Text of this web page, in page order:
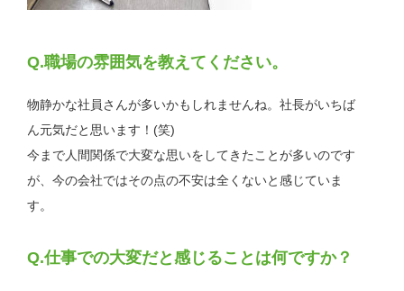
職場の雰囲気を教えてください。
物静かな社員さんが多いかもしれませんね。社長がいちば
ん元気だと思います！(笑)
今まで人間関係で大変な思いをしてきたことが多いのです
が、今の会社ではその点の不安は全くないと感じていま
す。
仕事での大変だと感じることは何ですか？